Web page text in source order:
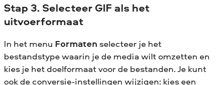
Stap 3. Selecteer GIF als het
uitvoerformaat
In het menu Formaten selecteer je het
bestandstype waarin je de media wilt omzetten en
kies je het doelformaat voor de bestanden. Je kunt
ook de conversie-instellingen wijzigen: kies een